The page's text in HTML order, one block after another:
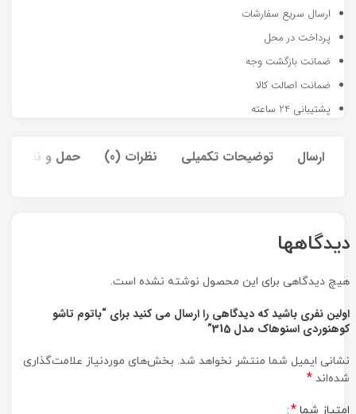
ارسال سریع سفارشات
پرداخت در محل
ضمانت بازگشت وجه
ضمانت اصالت کالا
پشتیبانی 24 ساعته
ارسال توضیحات تکمیلی نظرات (0) حمل و نقل کالا
دیدگاهها
هیچ دیدگاهی برای این محصول نوشته نشده است.
اولین نفری باشید که دیدگاهی را ارسال می کنید برای “باتوم تاشو
کوهنوردی اسنوهاک مدل 315”
نشانی ایمیل شما منتشر نخواهد شد. بخش‌های موردنیاز علامت‌گذاری
شده‌اند *
امتیاز شما *